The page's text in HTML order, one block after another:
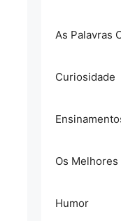
As Palavras
Curiosidade
Os
Humor